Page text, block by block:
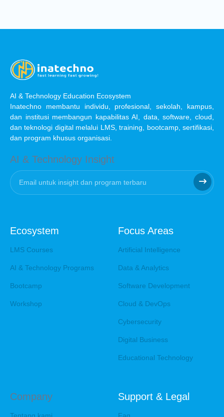
AI & Technology Education Ecosystem
Inatechno membantu individu, profesional, sekolah, kampus,
dan institusi membangun kapabilitas AI, data, software, cloud,
dan teknologi digital melalui LMS, training, bootcamp, sertifikasi,
dan program khusus organisasi.
AI & Technology Insight
Ecosystem
LMS Courses
AI & Technology Programs
Bootcamp
Workshop
Focus Areas
Artificial Intelligence
Data & Analytics
Software Development
Cloud & DevOps
Cybersecurity
Digital Business
Educational Technology
Company Support & Legal